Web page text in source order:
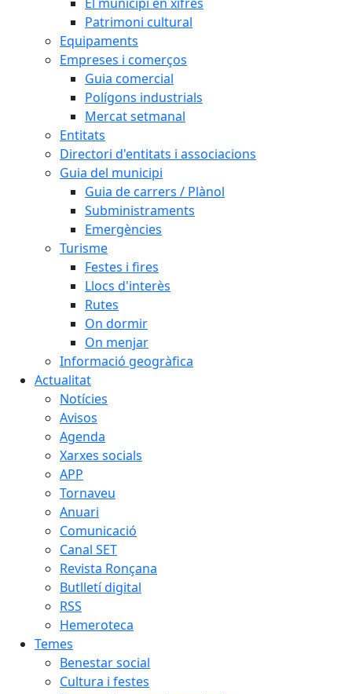
Patrimoni cultural
Equipaments
Empreses i comerços
Guia comercial
Polígons industrials
Mercat setmanal
Entitats
Directori d'entitats i associacions
Guia del municipi
Guia de carrers / Plànol
Subministraments
Emergències
Turisme
Festes i fires
Llocs d'interès
Rutes
On dormir
On menjar
Informació geogràfica
Actualitat
Notícies
Avisos
Agenda
Xarxes socials
APP
Tornaveu
Anuari
Comunicació
Canal SET
Revista Ronçana
Butlletí digital
RSS
Hemeroteca
Temes
Benestar social
Cultura i festes